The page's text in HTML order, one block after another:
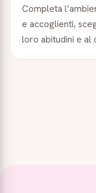
Completa
e accoglienti,
loro abitudini e al